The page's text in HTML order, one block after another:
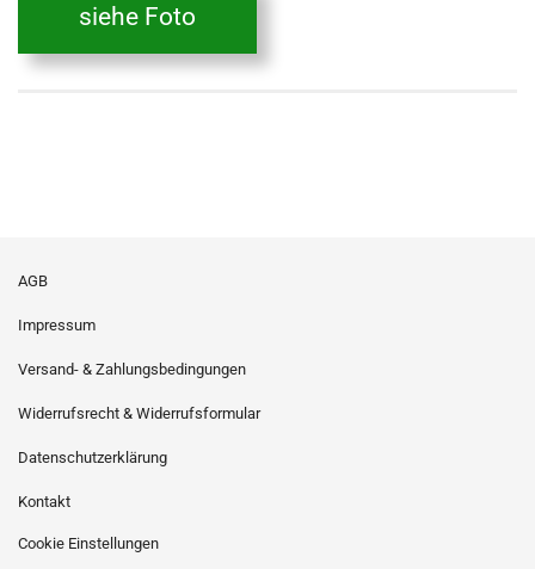
siehe Foto
AGB
Impressum
Versand- & Zahlungsbedingungen
Widerrufsrecht & Widerrufsformular
Datenschutzerklärung
Kontakt
Cookie Einstellungen